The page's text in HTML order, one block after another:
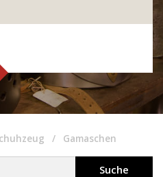
Gamaschen
Suche